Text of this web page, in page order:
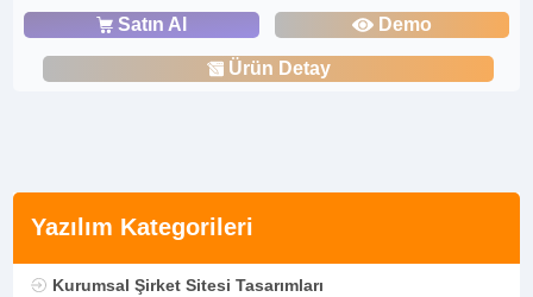
Yazılım Kategorileri
Kurumsal Şirket Sitesi Tasarımları
Satın Al Demo
Ürün Detay